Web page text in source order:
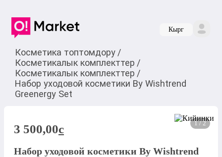
Кырг
Косметика топтомдору /
Косметикалык комплекттер /
Косметикалык комплекттер /
Набор уходовой косметики By Wishtrend
Greenergy Set
1 / 2
3 500,00c
Набор уходовой косметики By Wishtrend